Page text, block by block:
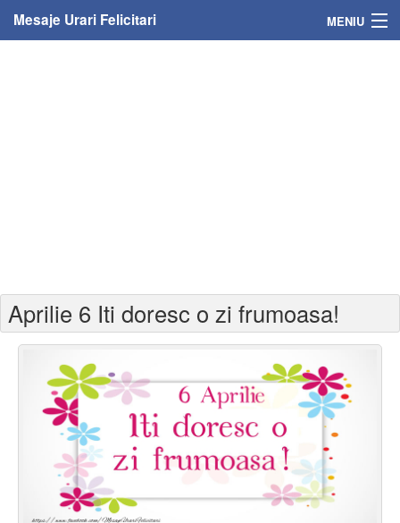
Mesaje Urari Felicitari MENIU
Felicitari varsta
Felicitari zilele anului
Felicitari zile saptamana
Felicitari muzicale
Felicitari muzicale personalizate
Aprilie 6 Iti doresc o zi frumoasa!